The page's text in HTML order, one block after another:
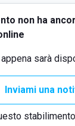
non ha
sarà
Inviami una